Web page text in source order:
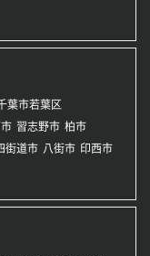
葉市若葉区
習志野市 柏市
街道市 八街市 印西市